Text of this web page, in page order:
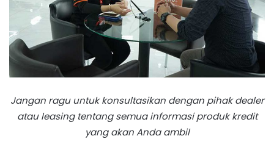
Jangan ragu untuk konsultasikan dengan pihak dealer
atau leasing tentang semua informasi produk kredit
yang akan Anda ambil